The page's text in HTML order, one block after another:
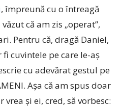
, împreună cu o întreagă
că am zis „operat”,
Pentru că, dragă Daniel,
cuvintele pe care le-aş
cu adevărat gestul pe
Aşa că am spus doar
vrea şi ei, cred, să vorbesc: